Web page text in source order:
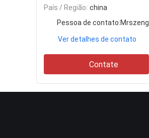
País / Região: china
Pessoa de contato:Mrszeng
Ver detalhes de contato
Contate